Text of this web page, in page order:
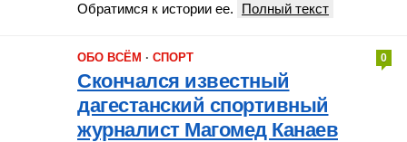
Обратимся к истории ее.
Полный текст
ОБО ВСЁМ · СПОРТ 0
Скончался известный
дагестанский спортивный
журналист Магомед Канаев